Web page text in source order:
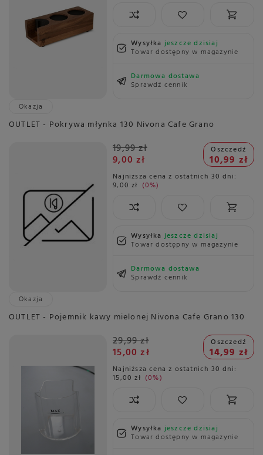
Wysyłkajeszcze dzisiaj
Towar dostępny w magazynie
Darmowa dostawa
Sprawdź cennik
Okazja
OUTLET - Pokrywa młynka 130 Nivona Cafe Grano
19,99 zł
9,00 zł
Oszczedź
10,99 zł
Najniższa cena z ostatnich 30 dni:
9,00 zł 0%
Wysyłkajeszcze dzisiaj
Towar dostępny w magazynie
Darmowa dostawa
Sprawdź cennik
Okazja
OUTLET - Pojemnik kawy mielonej Nivona Cafe Grano 130
29,99 zł
15,00 zł
Oszczedź
14,99 zł
Najniższa cena z ostatnich 30 dni:
15,00 zł 0%
Wysyłkajeszcze dzisiaj
Towar dostępny w magazynie